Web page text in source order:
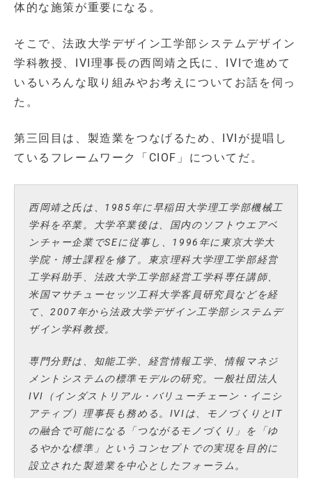
体的な施策が重要になる。
そこで、法政大学デザイン工学部システムデザイン
学科教授、IVI理事長の西岡靖之氏に、IVIで進めて
いるいろんな取り組みやお考えについてお話を伺っ
た。
第三回目は、製造業をつなげるため、IVIが提唱し
ているフレームワーク「CIOF」についてだ。
西岡靖之氏は、1985年に早稲田大学理工学部機械工
学科を卒業。大学卒業後は、国内のソフトウエアベ
ンチャー企業でSEに従事し、1996年に東京大学大
学院・博士課程を修了。東京理科大学理工学部経営
工学科助手、法政大学工学部経営工学科専任講師、
米国マサチューセッツ工科大学客員研究員などを経
て、2007年から法政大学デザイン工学部システムデ
ザイン学科教授。
専門分野は、知能工学、経営情報工学、情報マネジ
メントシステムの標準モデルの研究。一般社団法人
IVI（インダストリアル・バリューチェーン・イニシ
アティブ）理事長も務める。IVIは、モノづくりとIT
の融合で可能になる「つながるモノづくり」を「ゆ
るやかな標準」というコンセプトでの実現を目的に
設立された製造業を中心としたフォーラム。